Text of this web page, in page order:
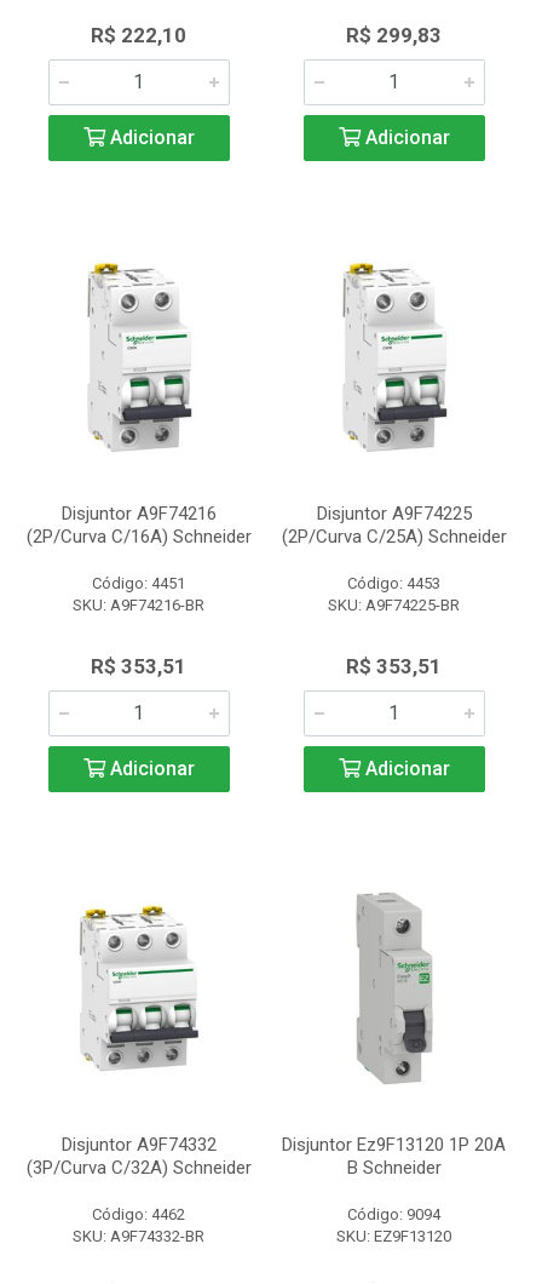
R$ 222,10
Adicionar
R$ 299,83
Adicionar
Disjuntor A9F74216
(2P/Curva C/16A) Schneider
Código: 4451
SKU: A9F74216-BR
R$ 353,51
Adicionar
Disjuntor A9F74225
(2P/Curva C/25A) Schneider
Código: 4453
SKU: A9F74225-BR
R$ 353,51
Adicionar
Disjuntor A9F74332
(3P/Curva C/32A) Schneider
Código: 4462
SKU: A9F74332-BR
Disjuntor Ez9F13120 1P 20A
B Schneider
Código: 9094
SKU: EZ9F13120